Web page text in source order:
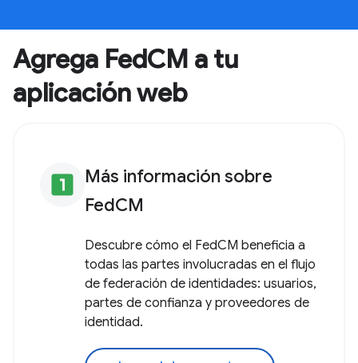
Agrega FedCM a tu
aplicación web
looks_one Más información sobre
FedCM
Descubre cómo el FedCM beneficia a
todas las partes involucradas en el flujo
de federación de identidades: usuarios,
partes de confianza y proveedores de
identidad.